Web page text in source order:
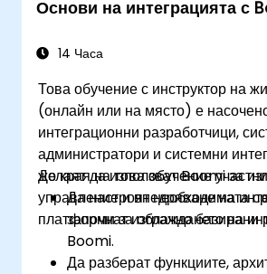
Да прихващат и обработват
за интеграция с Boomi.
Основи на интеграцията с
14 Часа
Това обучение с инструктор на
(онлайн или на място) е
интеграционни разработчици,
администратори и системни
желаят да използват Boomi за
управление и внедряване на
платформи за облачно базирани
До края на това обучение
Да настроят необходимата
започнат изграждането на
Boomi.
Да разберат функциите,